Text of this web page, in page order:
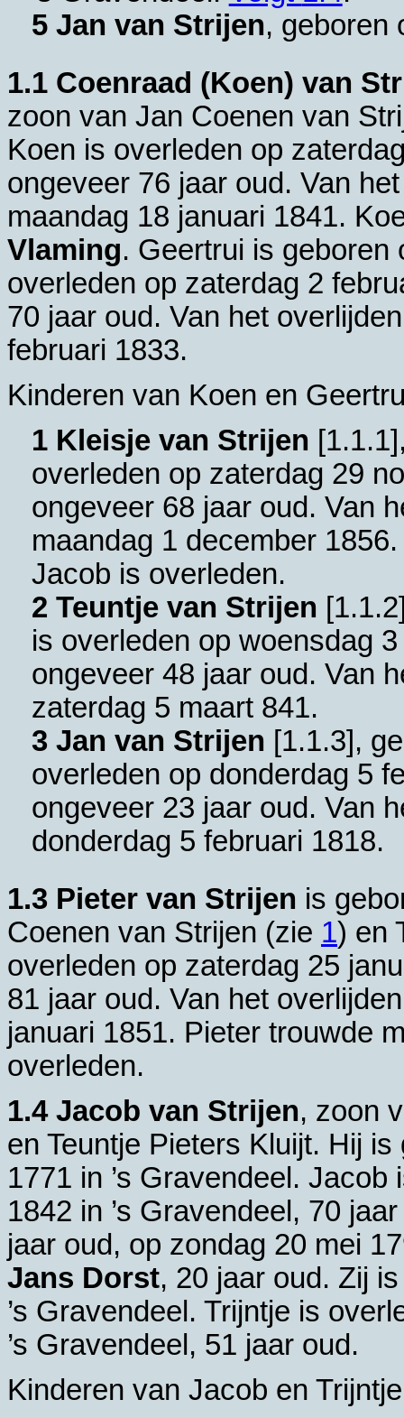
5 Jan van Strijen, geboren
1.1 Coenraad (Koen) van
zoon van Jan Coenen van
Koen is overleden op
ongeveer 76 jaar oud. Van
maandag 18 januari 1841.
Vlaming. Geertrui is
overleden op zaterdag 2
70 jaar oud. Van het
februari 1833.
Kinderen van Koen en
1 Kleisje van Strijen [1.1.1
overleden op zaterdag 29
ongeveer 68 jaar oud. Van
maandag 1 december
Jacob is overleden.
2 Teuntje van Strijen [1.1.2
is overleden op woensdag
ongeveer 48 jaar oud. Van
zaterdag 5 maart 841.
3 Jan van Strijen [1.1.3],
overleden op donderdag 5
ongeveer 23 jaar oud. Van
donderdag 5 februari 1818.
1.3 Pieter van Strijen is
Coenen van Strijen (zie 1) en
overleden op zaterdag 25
81 jaar oud. Van het
januari 1851. Pieter trouwde
overleden.
1.4Jacob van Strijen, zoon
en Teuntje Pieters Kluijt. Hij
1771 in ’s Gravendeel . Jacob
1842 in ’s Gravendeel , 70
jaar oud, op zondag 20 mei
Jans Dorst, 20 jaar oud. Zij
’s Gravendeel . Trijntje is
’s Gravendeel , 51 jaar oud.
Kinderen van Jacob en